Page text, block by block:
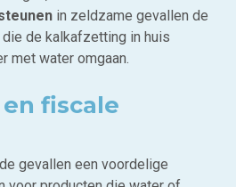
in zeldzame gevallen de
de kalkafzetting in huis
met water omgaan.
fiscale
gevallen een voordelige